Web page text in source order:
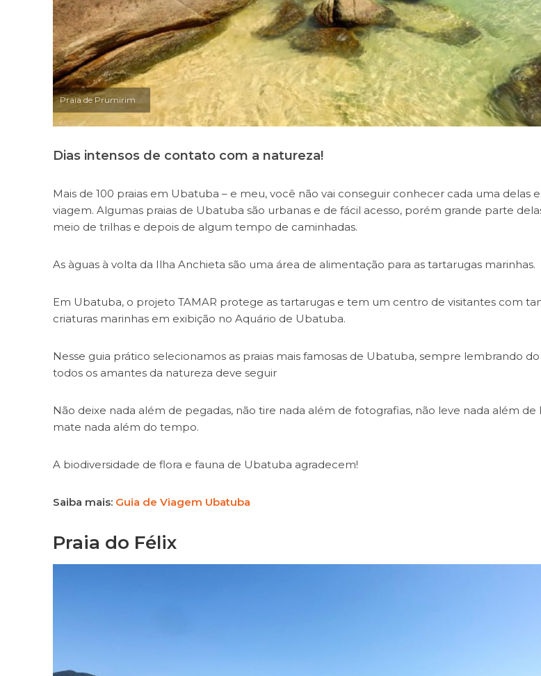
Praia de Prumirim
Dias intensos de contato com a natureza!
Mais de 100 praias em Ubatuba – e meu, você não vai conseguir conhecer cada uma delas
viagem. Algumas praias de Ubatuba são urbanas e de fácil acesso, porém grande parte
meio de trilhas e depois de algum tempo de caminhadas.
As àguas à volta da Ilha Anchieta são uma área de alimentação para as tartarugas marinhas.
Em Ubatuba, o projeto TAMAR protege as tartarugas e tem um centro de visitantes com
criaturas marinhas em exibição no Aquário de Ubatuba.
Nesse guia prático selecionamos as praias mais famosas de Ubatuba, sempre lembrando
todos os amantes da natureza deve seguir
Não deixe nada além de pegadas, não tire nada além de fotografias, não leve nada além de
mate nada além do tempo.
A biodiversidade de flora e fauna de Ubatuba agradecem!
Saiba mais: Guia de Viagem Ubatuba
Praia do Félix